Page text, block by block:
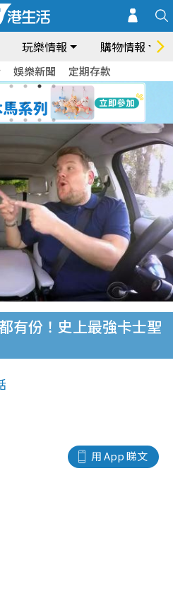
玩樂情報 購物情報
娛樂新聞 定期存款
有份！史上最強卡士聖
用 App 睇文